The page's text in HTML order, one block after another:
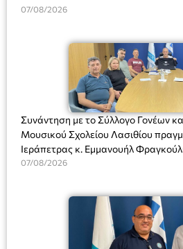
07/08/2026
Συνάντηση με το Σύλλογο Γονέων
Μουσικού Σχολείου Λασιθίου
Ιεράπετρας κ. Εμμανουήλ
Διευθύντριας του σχολείου κας
07/08/2026